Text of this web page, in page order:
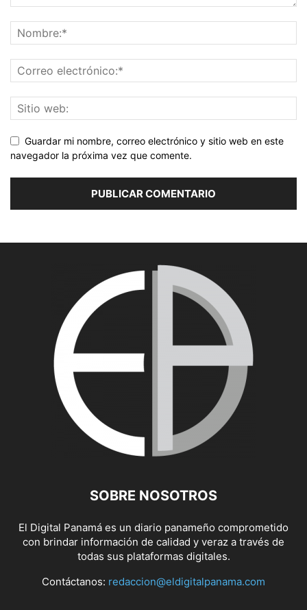
Guardar mi nombre, correo electrónico y sitio web en este
navegador la próxima vez que comente.
SOBRE NOSOTROS
El Digital Panamá es un diario panameño comprometido
con brindar información de calidad y veraz a través de
todas sus plataformas digitales.
Contáctanos: redaccion@eldigitalpanama.com